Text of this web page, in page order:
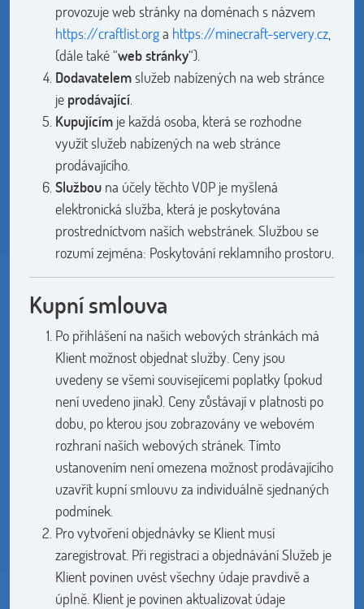
provozuje web stránky na doménach s názvem
https://craftlist.orga https://minecraft-servery.cz
(dále také “web stránky“).
Dodavatelemslužeb nabízených na web stránce
je prodávající
Kupujícím je každá osoba, která se rozhodne
využít služeb nabízených na web stránce
prodávajícího.
Službou na účely těchto VOP je myšlená
elektronická služba, která je poskytována
prostredníctvom naších webstránek. Službou se
rozumí zejména: Poskytování reklamního prostoru.
Kupní smlouva
Po přihlášení na našich webových stránkách má
Klient možnost objednat služby. Ceny jsou
uvedeny se všemi souvisejícemi poplatky (pokud
není uvedeno jinak). Ceny zůstávají v platnosti po
dobu, po kterou jsou zobrazovány ve webovém
rozhraní naších webových stránek. Tímto
ustanovením není omezena možnost prodávajícího
uzavřít kupní smlouvu za individuálně sjednaných
podmínek.
Pro vytvoření objednávky se Klient musí
zaregistrovat. Při registraci a objednávání Služeb je
Klient povinen uvést všechny údaje pravdivě a
úplně. Klient je povinen aktualizovat údaje